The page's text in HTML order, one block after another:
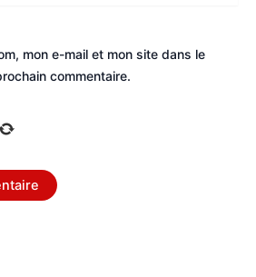
mon e-mail et mon site dans le
commentaire.